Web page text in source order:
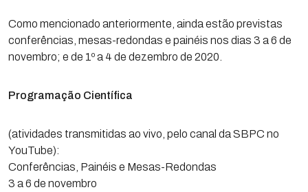
Como mencionado anteriormente, ainda estão previstas
conferências, mesas-redondas e painéis nos dias 3 a 6 de
novembro; e de 1º a 4 de dezembro de 2020.
Programação Científica
(atividades transmitidas ao vivo, pelo canal da SBPC no
YouTube):
Conferências, Painéis e Mesas-Redondas
3 a 6 de novembro